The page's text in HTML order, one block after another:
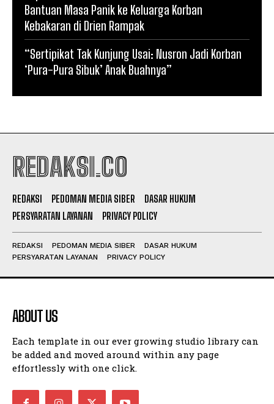
Bantuan Masa Panik ke Keluarga Korban
Kebakaran di Drien Rampak
“Sertipikat Tak Kunjung Usai: Nusron Jadi Korban
‘Pura-Pura Sibuk’ Anak Buahnya”
REDAKSI.CO
REDAKSI PEDOMAN MEDIA SIBER
DASAR HUKUM
PERSYARATAN LAYANAN
PRIVACY POLICY
REDAKSI PEDOMAN MEDIA SIBER
DASAR HUKUM
PERSYARATAN LAYANAN
PRIVACY POLICY
ABOUT US
Each template in our ever growing studio library can
be added and moved around within any page
effortlessly with one click.